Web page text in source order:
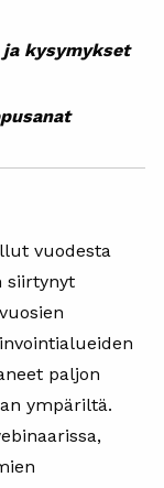
kysymykset
vuodesta
siirtynyt
paljon
ympäriltä.